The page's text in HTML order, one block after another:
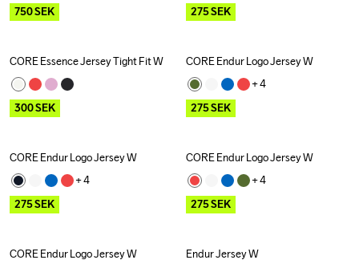
750SEK
275SEK
Outlet
CORE Essence Jersey Tight Fit W
300SEK
Outlet
CORE Endur Logo Jersey W
+ 4
275SEK
Outlet
CORE Endur Logo Jersey W
+ 4
275SEK
Outlet
CORE Endur Logo Jersey W
+ 4
275SEK
Outlet
CORE Endur Logo Jersey W
Endur Jersey W